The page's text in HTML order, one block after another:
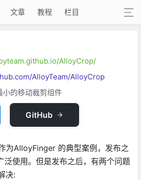
文章 教程 栏目
AlloyCrop/
AlloyTeam/AlloyCrop
小的移动裁剪组件
GitHub
为AlloyFinger 的典型案例，发布之
泛使用。但是发布之后，有两个问题
决: